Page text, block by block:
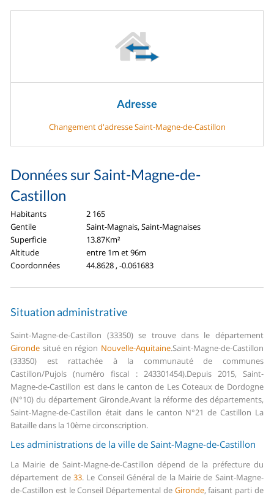
Adresse
Changement d'adresse Saint-Magne-de-Castillon
Données sur Saint-Magne-de-
Castillon
Habitants
2 165
Gentile
Saint-Magnais, Saint-Magnaises
Superficie
13.87Km²
Altitude
entre 1m et 96m
Coordonnées
44.8628 , -0.061683
Situation administrative
Saint-Magne-de-Castillon (33350) se trouve dans le département
Gironde situé en région Nouvelle-Aquitaine.Saint-Magne-de-Castillon
(33350) est rattachée à la communauté de communes
Castillon/Pujols (numéro fiscal : 243301454).Depuis 2015, Saint-
Magne-de-Castillon est dans le canton de Les Coteaux de Dordogne
(N°10) du département Gironde.Avant la réforme des départements,
Saint-Magne-de-Castillon était dans le canton N°21 de Castillon La
Bataille dans la 10ème circonscription.
Les administrations de la ville de Saint-Magne-de-Castillon
La Mairie de Saint-Magne-de-Castillon dépend de la préfecture du
département de 33.Le Conseil Général de la Mairie de Saint-Magne-
de-Castillon est le Conseil Départemental de Gironde, faisant parti de